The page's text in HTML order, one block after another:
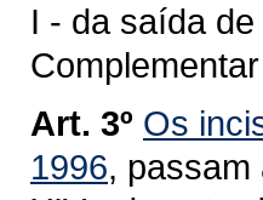
I - da saída
Art. 3º Os
1996,